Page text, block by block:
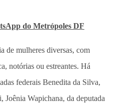
do Metrópoles DF
de mulheres diversas, com
notórias ou estreantes. Há
federais Benedita da Silva,
Wapichana, da deputada